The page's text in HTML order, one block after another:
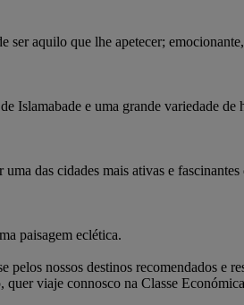
ser aquilo que lhe apetecer;
Islamabade e uma grande variedade de
das cidades mais ativas e fascinantes
paisagem eclética.
nossos destinos recomendados
viaje connosco na Classe